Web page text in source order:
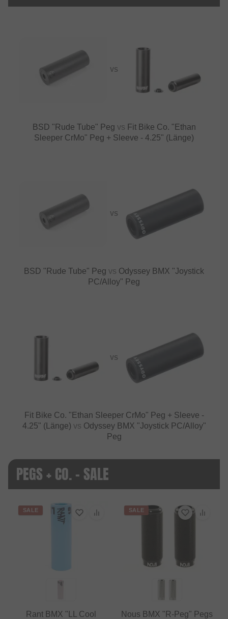
VS
BSD "Rude Tube" Peg vs Fit Bike Co. "Ethan
Sleeper CrMo" Peg + Sleeve - 4.25" (Länge)
VS
BSD "Rude Tube" Peg vs Odyssey BMX "Joystick
PC/Alloy" Peg
VS
Fit Bike Co. "Ethan Sleeper CrMo" Peg + Sleeve -
4.25" (Länge) vs Odyssey BMX "Joystick PC/Alloy"
Peg
PEGS + CO. - SALE
SALE
Rant BMX "LL Cool
SALE
Nous BMX "R-Peg" Pegs